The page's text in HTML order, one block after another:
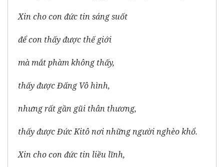
Xin cho con đức tin sáng suốt
để con thấy được thế giới
mà mắt phàm không thấy,
thấy được Đấng Vô hình,
nhưng rất gần gũi thân thương,
thấy được Đức Kitô nơi những người nghèo khổ.
Xin cho con đức tin liều lĩnh,